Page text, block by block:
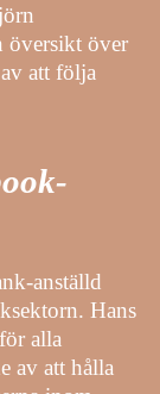
översikt över
att följa
anställd
Hans
alla
av att hålla